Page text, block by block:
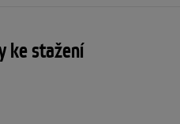
ke stažení